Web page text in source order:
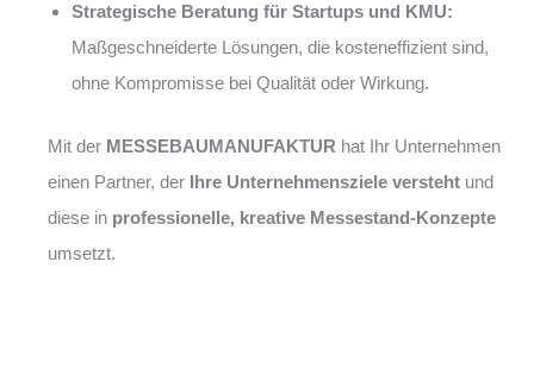
Strategische Beratung für Startups und KMU:
Maßgeschneiderte Lösungen, die kosteneffizient sind,
ohne Kompromisse bei Qualität oder Wirkung.
Mit der MESSEBAUMANUFAKTUR hat Ihr Unternehmen
einen Partner, der Ihre Unternehmensziele versteht und
diese in professionelle, kreative Messestand-Konzepte
umsetzt.